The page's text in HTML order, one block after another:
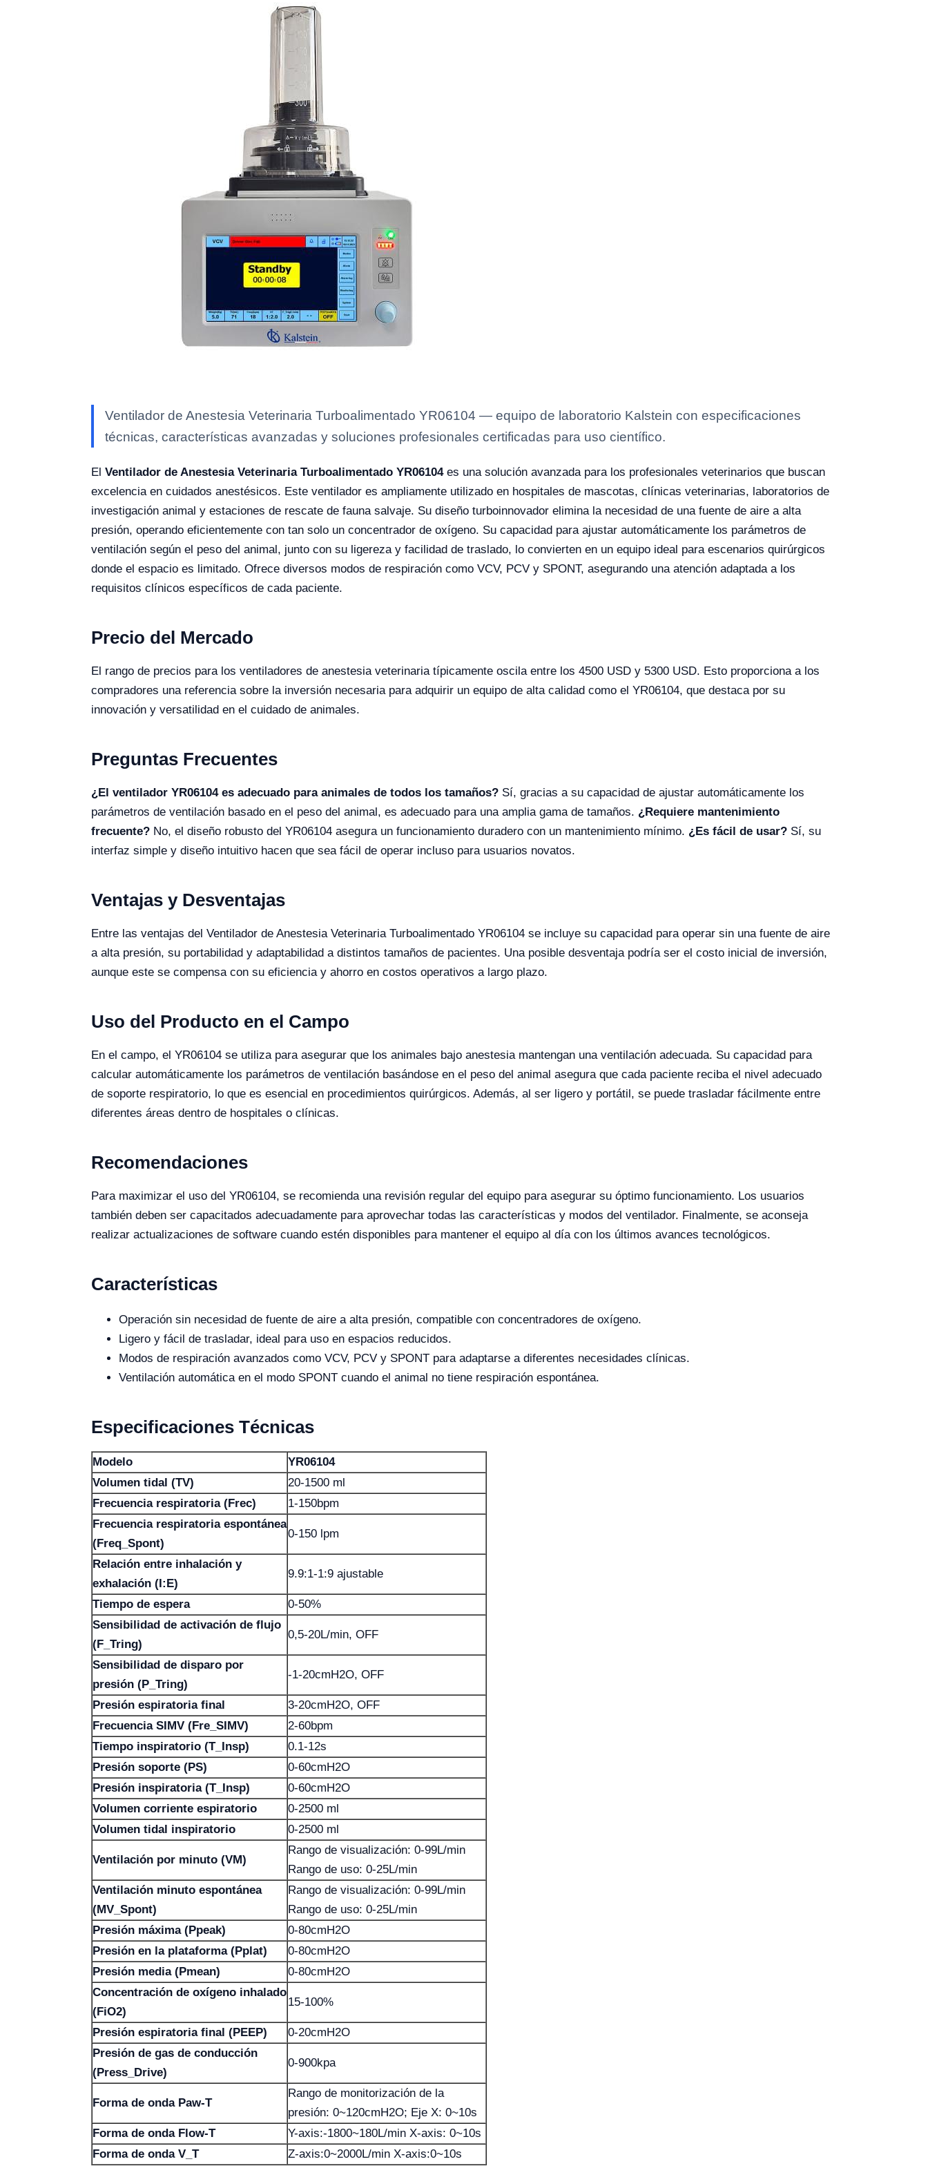
Ventilador de Anestesia Veterinaria Turboalimentado YR06104 — equipo de laboratorio Kalstein con especificaciones
técnicas, características avanzadas y soluciones profesionales certificadas para uso científico.
El Ventilador de Anestesia Veterinaria Turboalimentado YR06104es una solución avanzada para los profesionales veterinarios que buscan
excelencia en cuidados anestésicos. Este ventilador es ampliamente utilizado en hospitales de mascotas, clínicas veterinarias, laboratorios de
investigación animal y estaciones de rescate de fauna salvaje. Su diseño turboinnovador elimina la necesidad de una fuente de aire a alta
presión, operando eficientemente con tan solo un concentrador de oxígeno. Su capacidad para ajustar automáticamente los parámetros de
ventilación según el peso del animal, junto con su ligereza y facilidad de traslado, lo convierten en un equipo ideal para escenarios quirúrgicos
donde el espacio es limitado. Ofrece diversos modos de respiración como VCV, PCV y SPONT, asegurando una atención adaptada a los
requisitos clínicos específicos de cada paciente.
Precio del Mercado
El rango de precios para los ventiladores de anestesia veterinaria típicamente oscila entre los 4500 USD y 5300 USD. Esto proporciona a los
compradores una referencia sobre la inversión necesaria para adquirir un equipo de alta calidad como el YR06104, que destaca por su
innovación y versatilidad en el cuidado de animales.
Preguntas Frecuentes
¿El ventilador YR06104 es adecuado para animales de todos los tamaños? Sí, gracias a su capacidad de ajustar automáticamente los
parámetros de ventilación basado en el peso del animal, es adecuado para una amplia gama de tamaños. ¿Requiere mantenimiento
frecuente? No, el diseño robusto del YR06104 asegura un funcionamiento duradero con un mantenimiento mínimo. ¿Es fácil de usar? Sí, su
interfaz simple y diseño intuitivo hacen que sea fácil de operar incluso para usuarios novatos.
Ventajas y Desventajas
Entre las ventajas del Ventilador de Anestesia Veterinaria Turboalimentado YR06104 se incluye su capacidad para operar sin una fuente de aire
a alta presión, su portabilidad y adaptabilidad a distintos tamaños de pacientes. Una posible desventaja podría ser el costo inicial de inversión,
aunque este se compensa con su eficiencia y ahorro en costos operativos a largo plazo.
Uso del Producto en el Campo
En el campo, el YR06104 se utiliza para asegurar que los animales bajo anestesia mantengan una ventilación adecuada. Su capacidad para
calcular automáticamente los parámetros de ventilación basándose en el peso del animal asegura que cada paciente reciba el nivel adecuado
de soporte respiratorio, lo que es esencial en procedimientos quirúrgicos. Además, al ser ligero y portátil, se puede trasladar fácilmente entre
diferentes áreas dentro de hospitales o clínicas.
Recomendaciones
Para maximizar el uso del YR06104, se recomienda una revisión regular del equipo para asegurar su óptimo funcionamiento. Los usuarios
también deben ser capacitados adecuadamente para aprovechar todas las características y modos del ventilador. Finalmente, se aconseja
realizar actualizaciones de software cuando estén disponibles para mantener el equipo al día con los últimos avances tecnológicos.
Características
Operación sin necesidad de fuente de aire a alta presión, compatible con concentradores de oxígeno.
Ligero y fácil de trasladar, ideal para uso en espacios reducidos.
Modos de respiración avanzados como VCV, PCV y SPONT para adaptarse a diferentes necesidades clínicas.
Ventilación automática en el modo SPONT cuando el animal no tiene respiración espontánea.
Especificaciones Técnicas
Modelo
YR06104
Volumen tidal (TV)
20-1500 ml
Frecuencia respiratoria (Frec)
1-150bpm
Frecuencia respiratoria espontánea
(Freq_Spont)
0-150 lpm
Relación entre inhalación y
exhalación (I:E)
9.9:1-1:9 ajustable
Tiempo de espera
0-50%
Sensibilidad de activación de flujo
(F_Tring)
0,5-20L/min, OFF
Sensibilidad de disparo por
presión (P_Tring)
-1-20cmH2O, OFF
Presión espiratoria final
3-20cmH2O, OFF
Frecuencia SIMV (Fre_SIMV)
2-60bpm
Tiempo inspiratorio (T_Insp)
0.1-12s
Presión soporte (PS)
0-60cmH2O
Presión inspiratoria (T_Insp)
0-60cmH2O
Volumen corriente espiratorio
0-2500 ml
Volumen tidal inspiratorio
0-2500 ml
Ventilación por minuto (VM)
Rango de visualización: 0-99L/min
Rango de uso: 0-25L/min
Ventilación minuto espontánea
(MV_Spont)
Rango de visualización: 0-99L/min
Rango de uso: 0-25L/min
Presión máxima (Ppeak)
0-80cmH2O
Presión en la plataforma (Pplat)
0-80cmH2O
Presión media (Pmean)
0-80cmH2O
Concentración de oxígeno inhalado
(FiO2)
15-100%
Presión espiratoria final (PEEP)
0-20cmH2O
Presión de gas de conducción
(Press_Drive)
0-900kpa
Forma de onda Paw-T
Rango de monitorización de la
presión: 0~120cmH2O; Eje X: 0~10s
Forma de onda Flow-T
Y-axis:-1800~180L/min X-axis: 0~10s
Forma de onda V_T
Z-axis:0~2000L/min X-axis:0~10s